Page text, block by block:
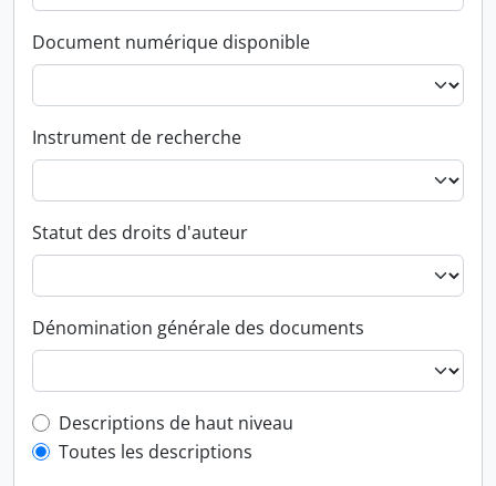
Document numérique disponible
Instrument de recherche
Statut des droits d'auteur
Dénomination générale des documents
Top-level description filter
Descriptions de haut niveau
Toutes les descriptions